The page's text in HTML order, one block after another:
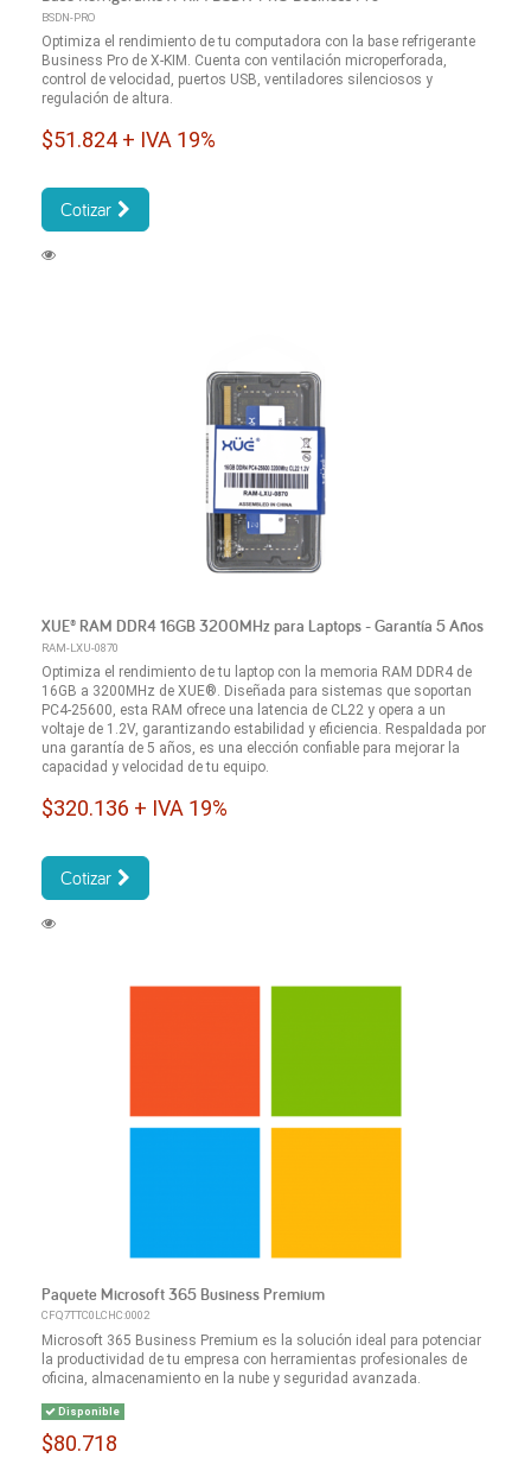
BSDN-PRO
Optimiza el rendimiento de tu computadora con la base refrigerante
Business Pro de X-KIM. Cuenta con ventilación microperforada,
control de velocidad, puertos USB, ventiladores silenciosos y
regulación de altura.
$51.824 + IVA 19%
Cotizar
XUE® RAM DDR4 16GB 3200MHz para Laptops - Garantía 5 Años
RAM-LXU-0870
Optimiza el rendimiento de tu laptop con la memoria RAM DDR4 de
16GB a 3200MHz de XUE®. Diseñada para sistemas que soportan
PC4-25600, esta RAM ofrece una latencia de CL22 y opera a un
voltaje de 1.2V, garantizando estabilidad y eficiencia. Respaldada por
una garantía de 5 años, es una elección confiable para mejorar la
capacidad y velocidad de tu equipo.
$320.136 + IVA 19%
Cotizar
Paquete Microsoft 365 Business Premium
CFQ7TTC0LCHC:0002
Microsoft 365 Business Premium es la solución ideal para potenciar
la productividad de tu empresa con herramientas profesionales de
oficina, almacenamiento en la nube y seguridad avanzada.
Disponible
$80.718